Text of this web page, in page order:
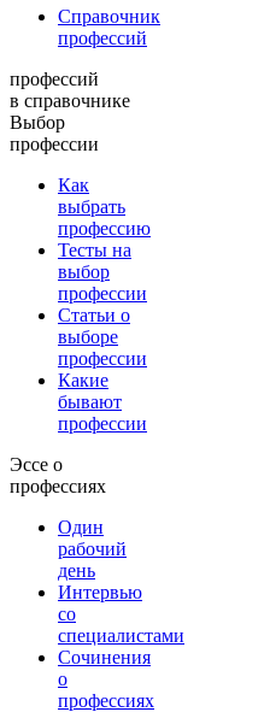
Справочник
профессий
профессий
в справочнике
Выбор
профессии
Как
выбрать
профессию
Тесты на
выбор
профессии
Статьи о
выборе
профессии
Какие
бывают
профессии
Эссе о
профессиях
Один
рабочий
день
Интервью
со
специалистами
Сочинения
о
профессиях